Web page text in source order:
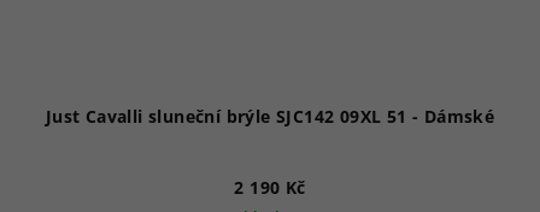
Just Cavalli sluneční brýle SJC142 09XL 51 - Dámské
2 190 Kč